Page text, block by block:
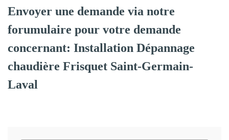
Envoyer une demande via notre
forumulaire pour votre demande
concernant: Installation Dépannage
chaudière Frisquet Saint-Germain-
Laval